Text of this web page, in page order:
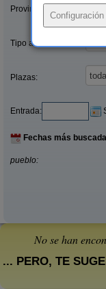
Provincias/Islas:
Tipo alquiler:
Plazas:
Entrada:
Fechas más
pueblo:
No se han
... PERO, TE